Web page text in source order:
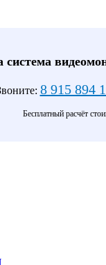
8 915 894
Бесплатный расчёт